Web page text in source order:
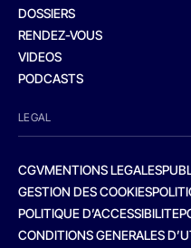
DOSSIERS
RENDEZ-VOUS
VIDEOS
PODCASTS
LEGAL
CGVMENTIONS LEGALES
GESTION DES COOKIES
POLITIQUE D’ACCESSIBILITE
CONDITIONS GENERALES